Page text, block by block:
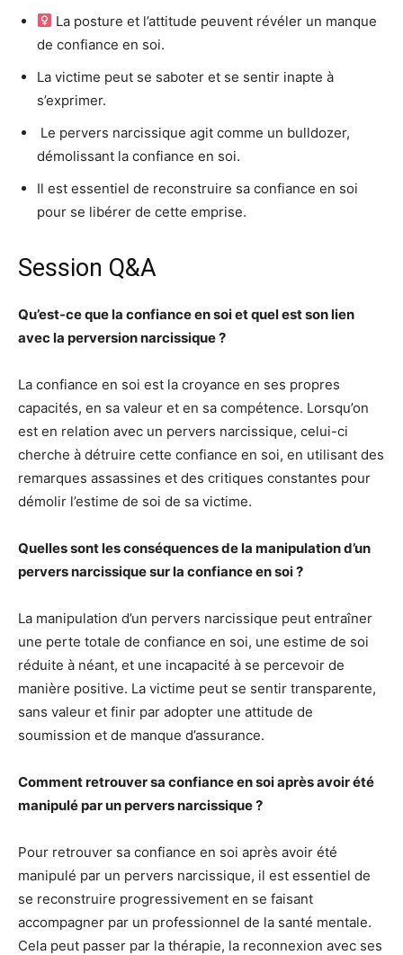
La posture et l’attitude peuvent révéler un manque
de confiance en soi.
La victime peut se saboter et se sentir inapte à
s’exprimer.
️ Le pervers narcissique agit comme un bulldozer,
démolissant la confiance en soi.
Il est essentiel de reconstruire sa confiance en soi
pour se libérer de cette emprise.
Session Q&A
Qu’est-ce que la confiance en soi et quel est son lien
avec la perversion narcissique ?
La confiance en soi est la croyance en ses propres
capacités, en sa valeur et en sa compétence. Lorsqu’on
est en relation avec un pervers narcissique, celui-ci
cherche à détruire cette confiance en soi, en utilisant des
remarques assassines et des critiques constantes pour
démolir l’estime de soi de sa victime.
Quelles sont les conséquences de la manipulation d’un
pervers narcissique sur la confiance en soi ?
La manipulation d’un pervers narcissique peut entraîner
une perte totale de confiance en soi, une estime de soi
réduite à néant, et une incapacité à se percevoir de
manière positive. La victime peut se sentir transparente,
sans valeur et finir par adopter une attitude de
soumission et de manque d’assurance.
Comment retrouver sa confiance en soi après avoir été
manipulé par un pervers narcissique ?
Pour retrouver sa confiance en soi après avoir été
manipulé par un pervers narcissique, il est essentiel de
se reconstruire progressivement en se faisant
accompagner par un professionnel de la santé mentale.
Cela peut passer par la thérapie, la reconnexion avec ses